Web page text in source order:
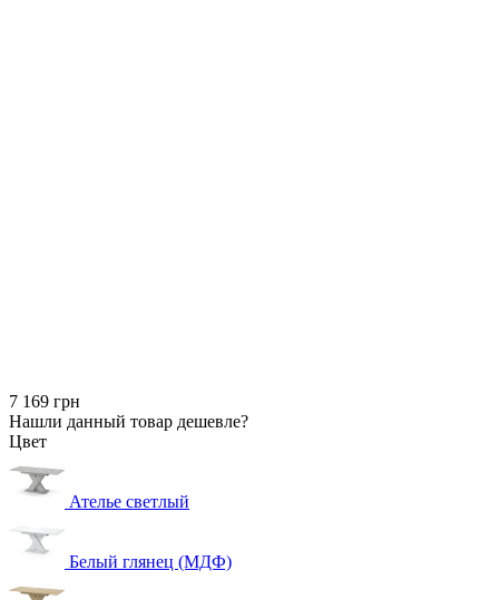
7 169 грн
Нашли данный товар дешевле?
Цвет
Ателье светлый
Белый глянец (МДФ)